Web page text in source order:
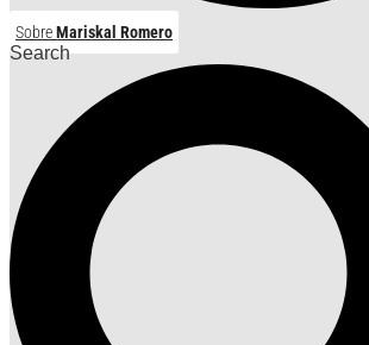
SobreMariskal Romero
Search